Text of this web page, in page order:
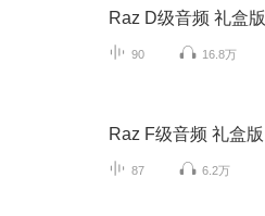
Raz D级音频 礼盒版
90 16.8万
Raz F级音频 礼盒版
87 6.2万